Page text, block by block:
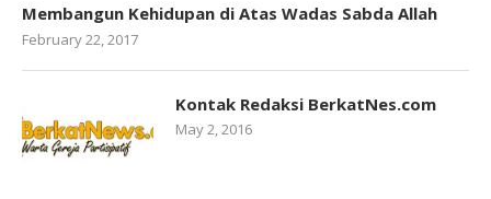
Membangun Kehidupan di Atas Wadas Sabda Allah
February 22, 2017
Kontak Redaksi BerkatNes.com
May 2, 2016